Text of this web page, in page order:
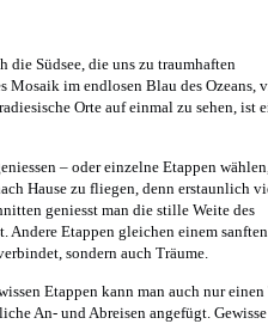
die Südsee, die uns zu traumhaften
Mosaik im endlosen Blau des Ozeans,
Orte auf einmal zu sehen, ist
– oder einzelne Etappen
Hause zu fliegen, denn erstaunlich
geniesst man die stille Weite des
Andere Etappen gleichen einem sanften
sondern auch Träume.
Etappen kann man auch nur
An- und Abreisen angefügt.